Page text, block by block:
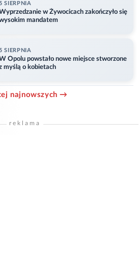
SIERPNIA
w Żywocicach zakończyło się
mandatem
SIERPNIA
Opolu powstało nowe miejsce stworzone
myślą o kobietach
najnowszych →
reklama